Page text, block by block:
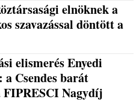
elnöknek a
szavazással döntött a
elismerés Enyedi
Csendes barát
Nagydíj